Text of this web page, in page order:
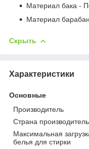
Материал бака -
Материал
Скрыть
Характеристики
Основные
Производитель
Страна производитель
Максимальная
белья для стирки